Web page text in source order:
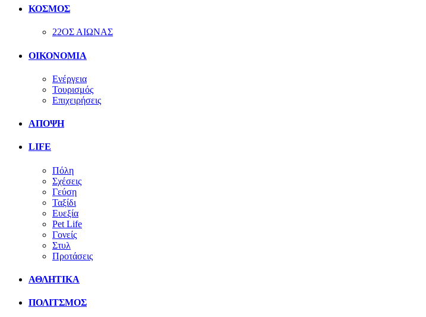
ΚΟΣΜΟΣ
22ΟΣ ΑΙΩΝΑΣ
ΟΙΚΟΝΟΜΙΑ
Ενέργεια
Τουρισμός
Επιχειρήσεις
ΑΠΟΨΗ
LIFE
Πόλη
Σχέσεις
Γεύση
Ταξίδι
Ευεξία
Pet Life
Γονείς
Στυλ
Προτάσεις
ΑΘΛΗΤΙΚΑ
ΠΟΛΙΤΣΜΟΣ